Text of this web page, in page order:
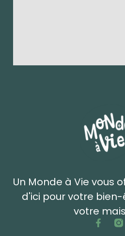
Un Monde à Vie vous
d'ici pour votre
votre